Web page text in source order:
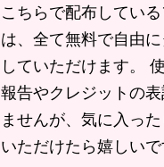
こちらで配布してい
は、全て無料で自由
していただけます。
報告やクレジットの
ませんが、気に入っ
いただけたら嬉しいで